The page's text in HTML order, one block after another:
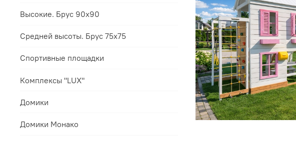
Высокие. Брус 90х90
Средней высоты. Брус 75х75
Спортивные площадки
Комплексы "LUX"
Домики
Домики Монако